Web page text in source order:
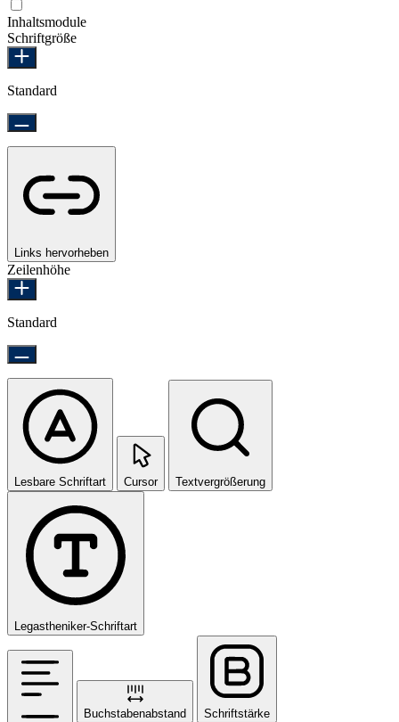
Inhaltsmodule
Schriftgröße
Standard
Links hervorheben
Zeilenhöhe
Standard
Lesbare Schriftart Cursor Textvergrößerung
Legastheniker-Schriftart
Buchstabenabstand Schriftstärke